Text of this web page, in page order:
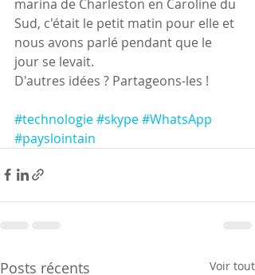
marina de Charleston en Caroline du
Sud, c'était le petit matin pour elle et
nous avons parlé pendant que le
jour se levait.
D'autres idées ? Partageons-les !
#technologie#skype#WhatsApp
#payslointain
Posts récents Voir tout